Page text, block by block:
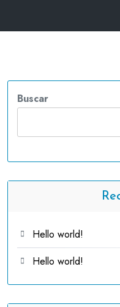
Buscar
Hello world!
Hello world!